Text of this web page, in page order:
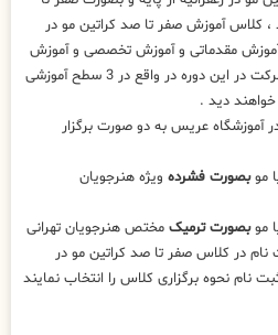
کلاس آموزش صفر تا صد کراتین مو در
مقدماتی و آموزش تخصصی و آموزش
تکمیلی میشود که متقاضیان با شرکت در این دوره در واقع در 3 سطح آموزشی
دید .
آموزشگاه عریس به دو صورت برگزار
موبصورت فشرده ویژه هنرجویان
موبصورت ترمیک مختص هنرجویان تهرانی
در کلاس صفر تا صد کراتین مو در
ثبت نام نحوه برگزاری کلاس را انتخاب نمایند